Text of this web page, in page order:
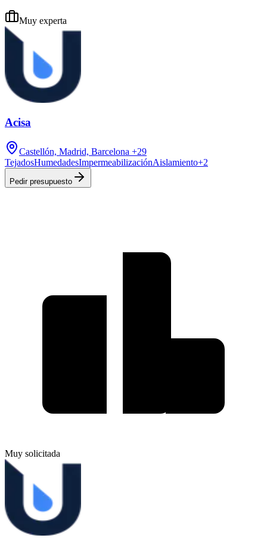
Muy experta
Acisa
Castellón, Madrid, Barcelona +29
TejadosHumedadesImpermeabilizaciónAislamiento+2
Pedir presupuesto
Muy solicitada